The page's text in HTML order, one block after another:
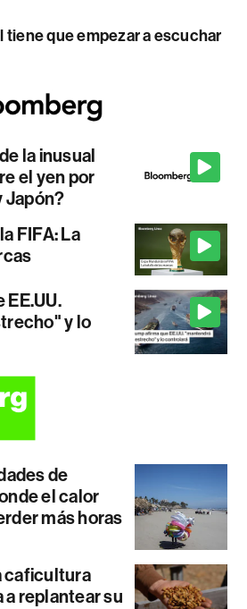
tiene que empezar a escuchar
la inusual
el yen por
Japón?
FIFA: La
EE.UU.
y lo
de
el calor
más horas
caficultura
replantear su